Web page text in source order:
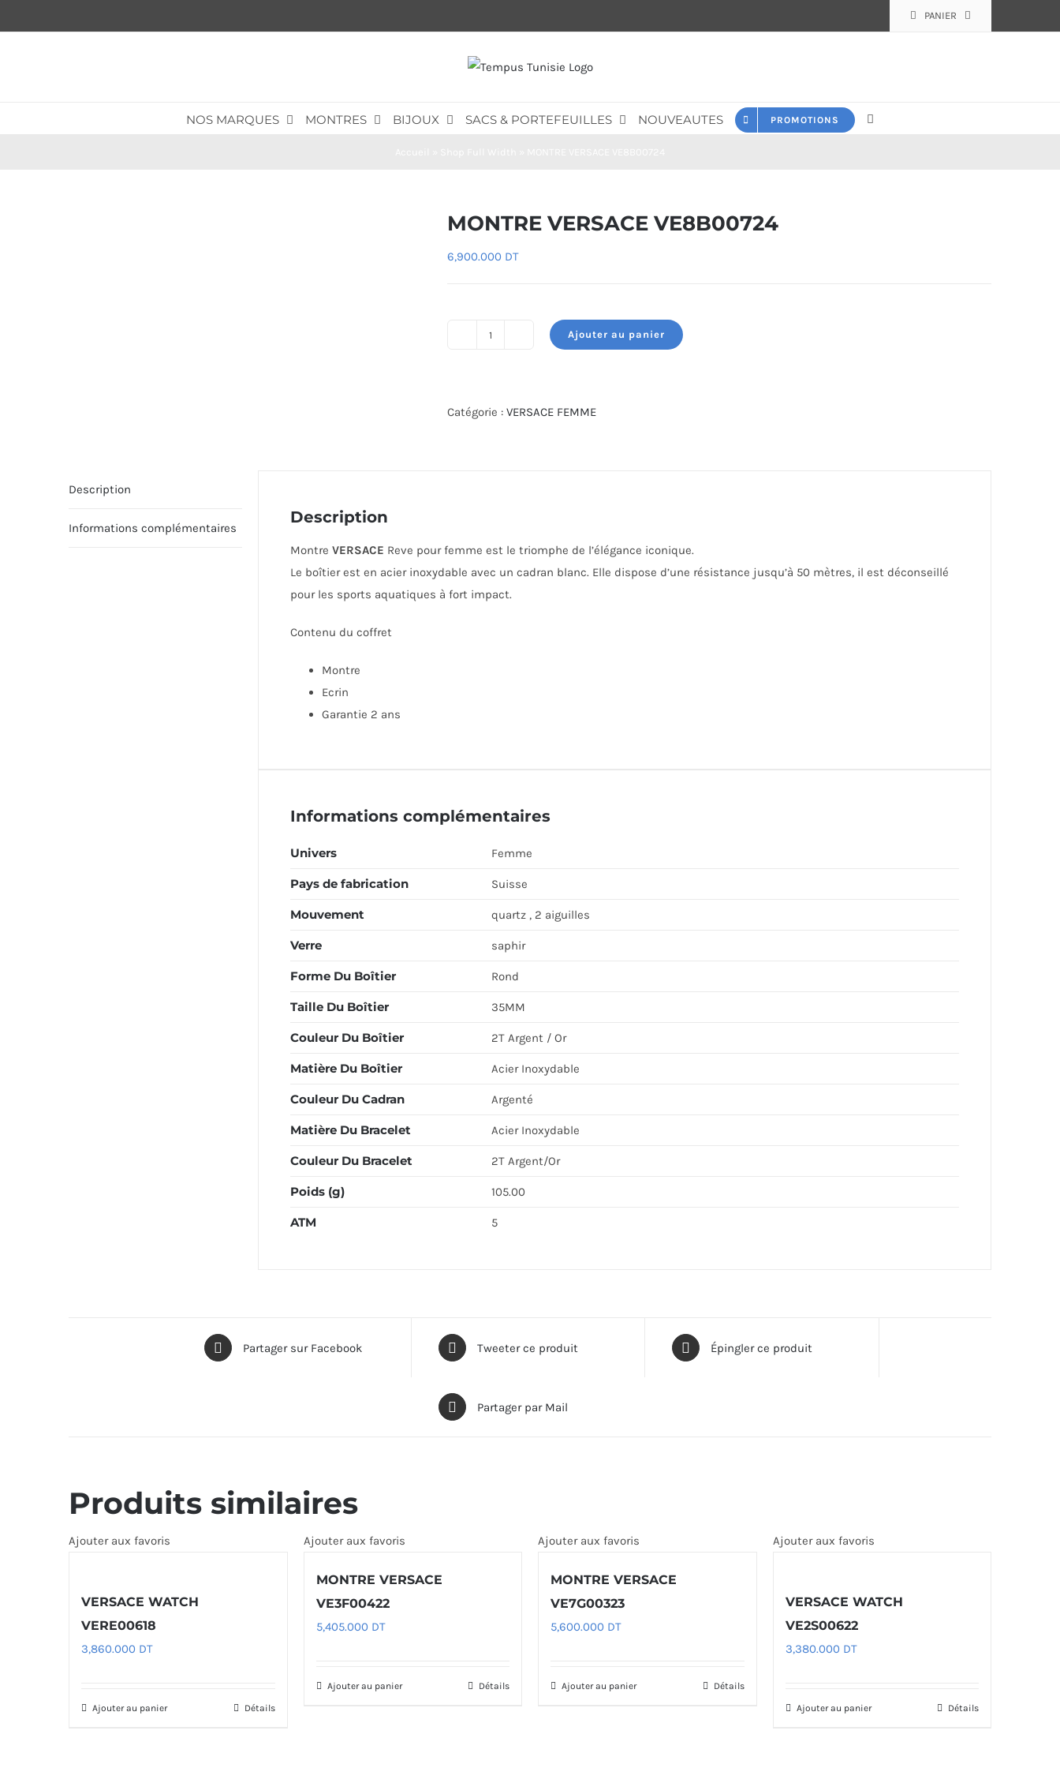
au
PANIER
NOS MARQUES MONTRES BIJOUX SACS & PORTEFEUILLES NOUVEAUTES PROMOTIONS
MONTRE VERSACE VE8B00724
6,900.000 DT
VERSACE
Ajouter au panier
Catégorie : VERSACE FEMME
Description
Informations complémentaires
Description
Montre VERSACE Reve pour femme est le triomphe de l’élégance iconique.
Le boîtier est en acier inoxydable avec un cadran blanc. Elle dispose d’une résistance jusqu’à 50 mètres, il est déconseillé
pour les sports aquatiques à fort impact.
Contenu du coffret
Montre
Ecrin
Garantie 2 ans
Informations complémentaires
Univers Femme
Pays de fabrication Suisse
Mouvement quartz , 2 aiguilles
Verre saphir
Forme Du Boîtier Rond
Taille Du Boîtier 35MM
Couleur Du Boîtier 2T Argent / Or
Matière Du Boîtier Acier Inoxydable
Couleur Du Cadran Argenté
Matière Du Bracelet Acier Inoxydable
Couleur Du Bracelet 2T Argent/Or
Poids (g) 105.00
ATM 5
Partager sur Facebook Tweeter ce produit Épingler ce produit
Partager par Mail
Produits similaires
Ajouter aux favoris
VERSACE WATCH
VERE00618
3,860.000 DT
Ajouter au panier Détails
Ajouter aux favoris
MONTRE VERSACE
VE3F00422
5,405.000 DT
Ajouter au panier Détails
Ajouter aux favoris
MONTRE VERSACE
VE7G00323
5,600.000 DT
Ajouter au panier Détails
Ajouter aux favoris
VERSACE WATCH
VE2S00622
3,380.000 DT
Ajouter au panier Détails